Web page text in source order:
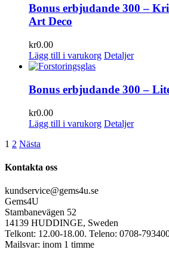
Bonus erbjudande 300 –
Art Deco
kr0.00
Lägg till i varukorg Detaljer
Bonus erbjudande 300 –
kr0.00
Lägg till i varukorg Detaljer
1 2 Nästa
Kontakta oss
kundservice@gems4u.se
Gems4U
Stambanevägen 52
14139 HUDDINGE, Sweden
Telkont: 12.00-18.00. Teleno: 0708-
Mailsvar: inom 1 timme